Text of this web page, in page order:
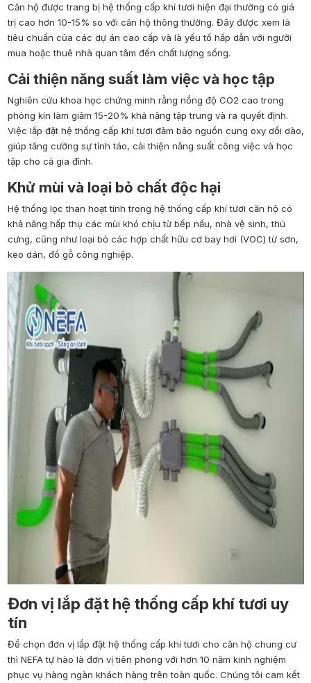
Căn hộ được trang bị hệ thống cấp khí tươi hiện đại thường có giá
trị cao hơn 10-15% so với căn hộ thông thường. Đây được xem là
tiêu chuẩn của các dự án cao cấp và là yếu tố hấp dẫn với người
mua hoặc thuê nhà quan tâm đến chất lượng sống.
Cải thiện năng suất làm việc và học tập
Nghiên cứu khoa học chứng minh rằng nồng độ CO2 cao trong
phòng kín làm giảm 15-20% khả năng tập trung và ra quyết định.
Việc lắp đặt hệ thống cấp khí tươi đảm bảo nguồn cung oxy dồi dào,
giúp tăng cường sự tỉnh táo, cải thiện năng suất công việc và học
tập cho cả gia đình.
Khử mùi và loại bỏ chất độc hại
Hệ thống lọc than hoạt tính trong hệ thống cấp khí tươi căn hộ có
khả năng hấp thụ các mùi khó chịu từ bếp nấu, nhà vệ sinh, thú
cưng, cũng như loại bỏ các hợp chất hữu cơ bay hơi (VOC) từ sơn,
keo dán, đồ gỗ công nghiệp.
Đơn vị lắp đặt hệ thống cấp khí tươi uy
tín
Để chọn đơn vị lắp đặt hệ thống cấp khí tươi cho căn hộ chung cư
thì NEFA tự hào là đơn vị tiên phong với hơn 10 năm kinh nghiệm
phục vụ hàng ngàn khách hàng trên toàn quốc. Chúng tôi cam kết